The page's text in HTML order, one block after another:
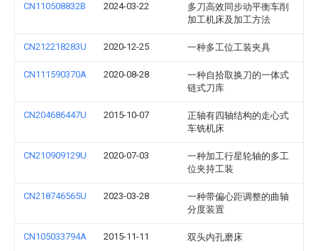
CN110508832B 2024-03-22
多刀高效同步动平衡车削
加工机床及加工方法
CN212218283U 2020-12-25 一种多工位工装夹具
CN111590370A 2020-08-28
一种自拾取换刀的一体式
链式刀库
CN204686447U 2015-10-07
正轴有四轴结构的走心式
车铣机床
CN210909129U 2020-07-03
一种加工行星轮轴的多工
位夹持工装
CN218746565U 2023-03-28
一种带偏心距调整的曲轴
分度装置
CN105033794A 2015-11-11 双头内孔磨床